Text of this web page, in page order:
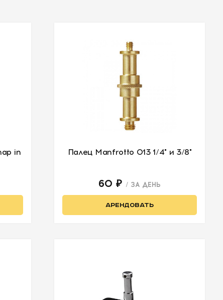
in
Палец Manfrotto 013 1/4" и 3/8"
60 ₽ / ЗА ДЕНЬ
АРЕНДОВАТЬ